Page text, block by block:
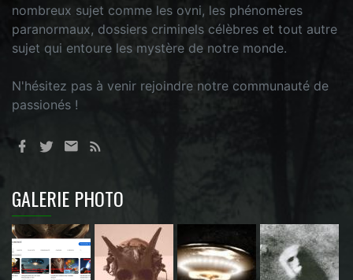
nombreux sujet comme les ovni, les phénomères
paranormaux, dossiers criminels célèbres et tout autre
sujet qui entoure les mystère de notre monde.
N'hésitez pas à venir rejoindre notre communauté de
passionés !
GALERIE PHOTO